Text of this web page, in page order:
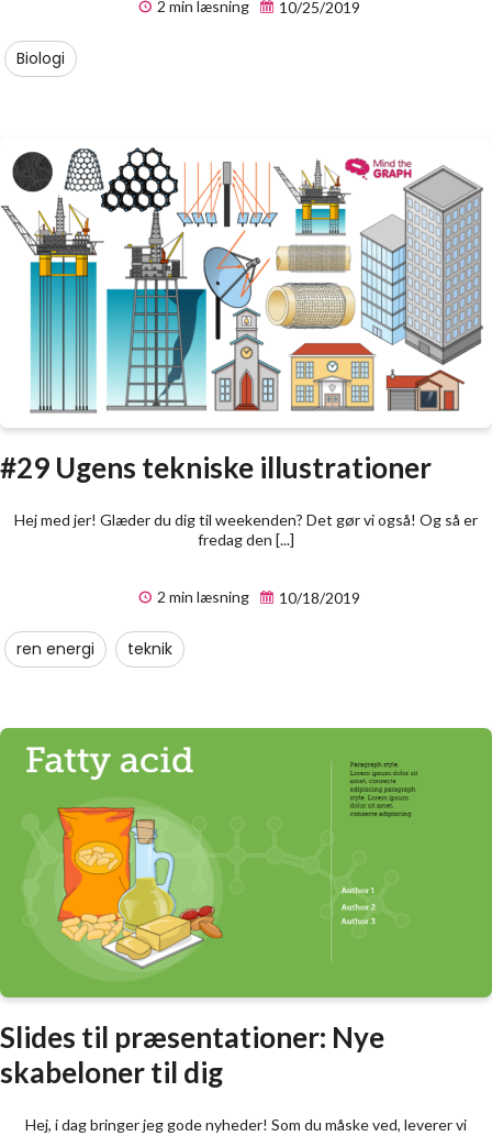
2 min læsning 10/25/2019
Biologi
#29 Ugens tekniske illustrationer
Hej med jer! Glæder du dig til weekenden? Det gør vi også! Og så er
fredag den [...]
2 min læsning 10/18/2019
ren energi teknik
Slides til præsentationer: Nye
skabeloner til dig
Hej, i dag bringer jeg gode nyheder! Som du måske ved, leverer vi